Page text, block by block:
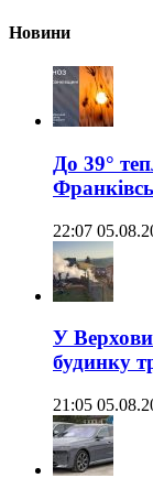
Новини
До 39°
22:07
У
будинку
21:05